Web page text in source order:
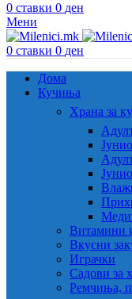
0 ставки 0 ден
Мени
0 ставки 0 ден
Дома
Кучиња
Храна за
Витамини
Вкусни
Играчки
Садови за
Ремчиња,